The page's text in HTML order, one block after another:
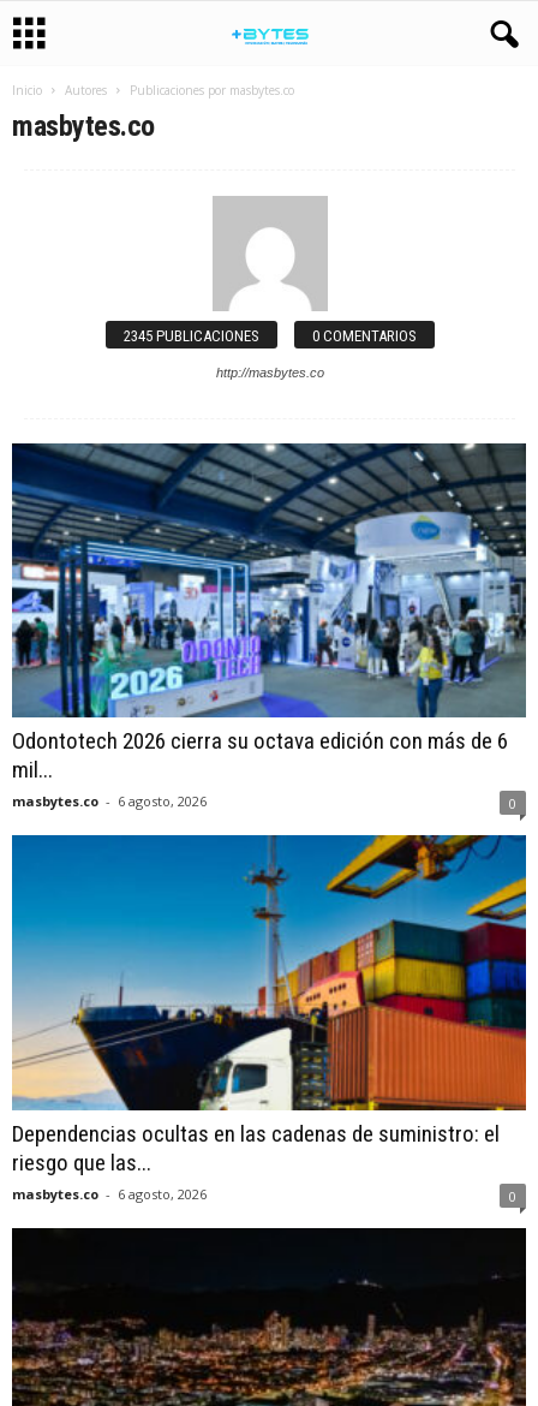
Inicio Autores Publicaciones por masbytes.co
masbytes.co
2345 PUBLICACIONES 0 COMENTARIOS
http://masbytes.co
Odontotech 2026 cierra su octava edición con más de 6
mil...
masbytes.co - 6 agosto, 2026 0
Dependencias ocultas en las cadenas de suministro: el
riesgo que las...
masbytes.co - 6 agosto, 2026 0